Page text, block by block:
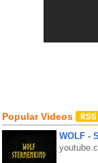
Popular Videos
WOLF -